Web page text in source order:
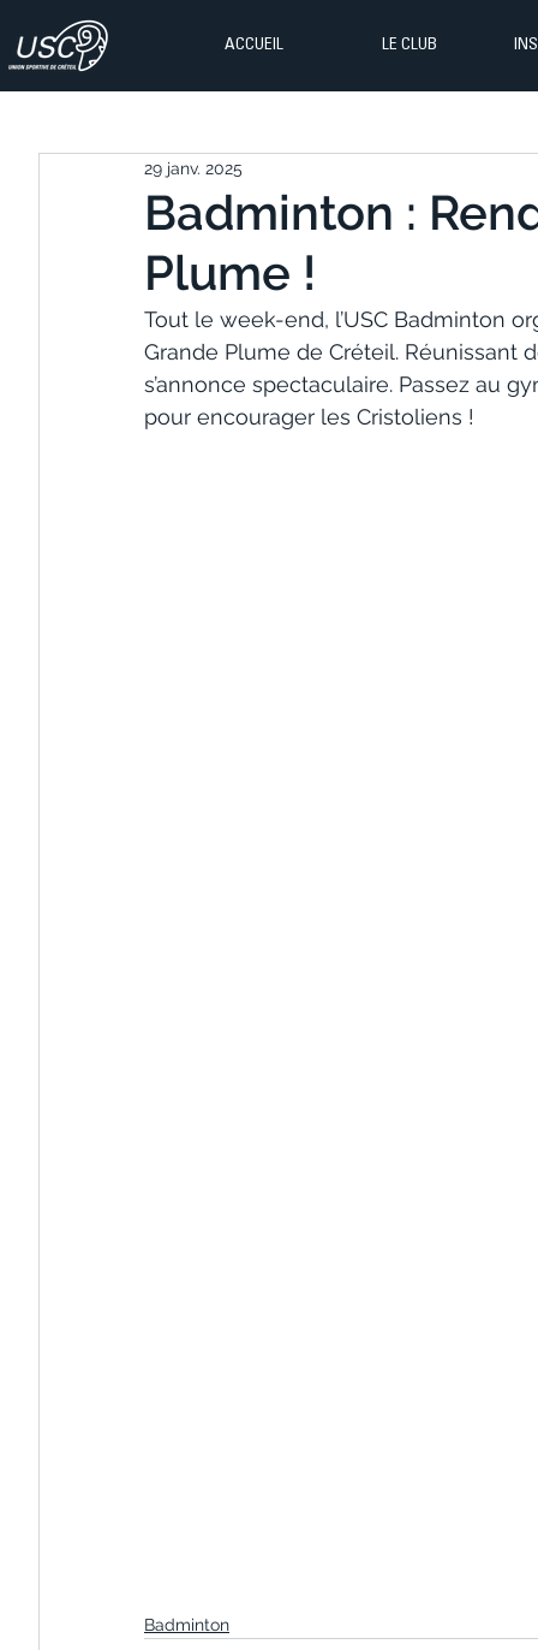
ACCUEIL LE CLUB
Badminton :
Plume !
29 janv. 2025
Tout le week-end, l’USC Badminton
Grande Plume de Créteil. Réunissant
s’annonce spectaculaire. Passez au
pour encourager les Cristoliens !
Badminton